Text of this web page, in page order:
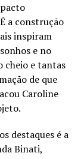
a construção
inspiram
e no
cheio e tantas
de que
Caroline
destaques é a
Binati,